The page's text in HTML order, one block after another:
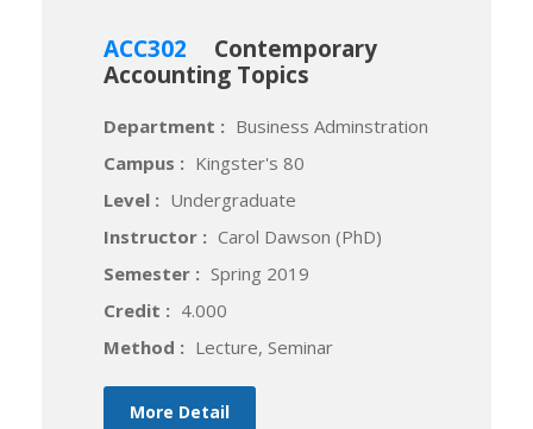
ACC302
Contemporary
Accounting Topics
Department : Business Adminstration
Campus : Kingster's 80
Level : Undergraduate
Instructor : Carol Dawson (PhD)
Semester : Spring 2019
Credit : 4.000
Method : Lecture, Seminar
More Detail